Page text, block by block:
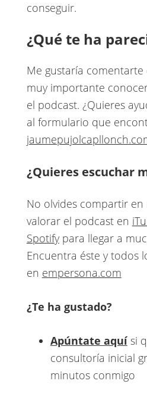
conseguir.
¿Qué te ha
Me gustaría
muy importante
el podcast. ¿Quieres
al formulario que
¿Quieres escuchar
No olvides compartir en
valorar el podcast en
Spotifypara llegar a
Encuentra éste y todos
en empersona.com
¿Te ha gustado?
Apúntate aquísi
consultoría inicial
minutos conmigo